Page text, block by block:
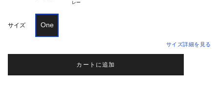
サイズ One
サイズ詳細を見る
カートに追加